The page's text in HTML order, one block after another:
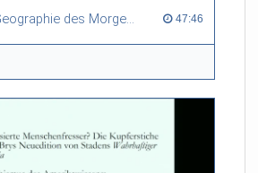
„Die poetische Geographie des Morgenlandes“. Orientalische Spiegelungen in der Reiseliteratur des Mittelalters 47:46